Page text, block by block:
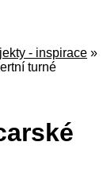
- inspirace »
turné